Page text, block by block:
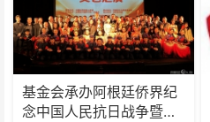
基金会承办阿根廷侨界纪
念中国人民抗日战争暨世